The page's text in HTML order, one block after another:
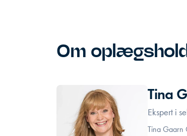
Om
Tina
Ekspert i
Tina Gaarn